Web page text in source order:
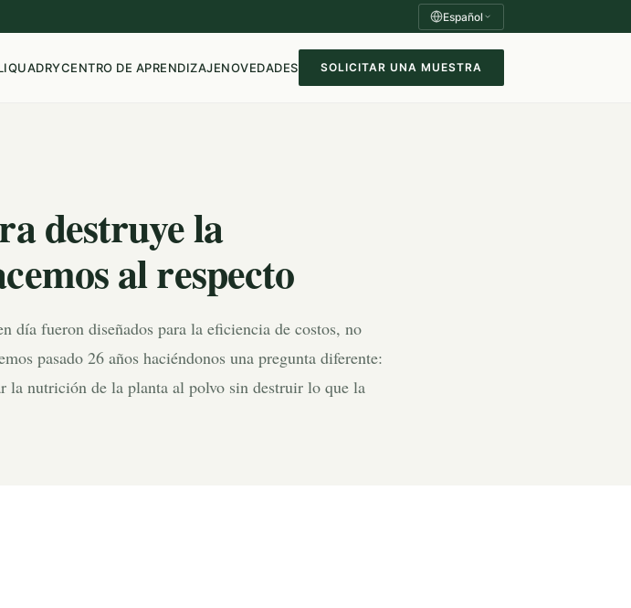
Español
CENTRO DE APRENDIZAJENOVEDADES SOLICITAR UNA MUESTRA
destruye la
al respecto
día fueron diseñados para la eficiencia de costos, no
pasado 26 años haciéndonos una pregunta diferente:
la nutrición de la planta al polvo sin destruir lo que la